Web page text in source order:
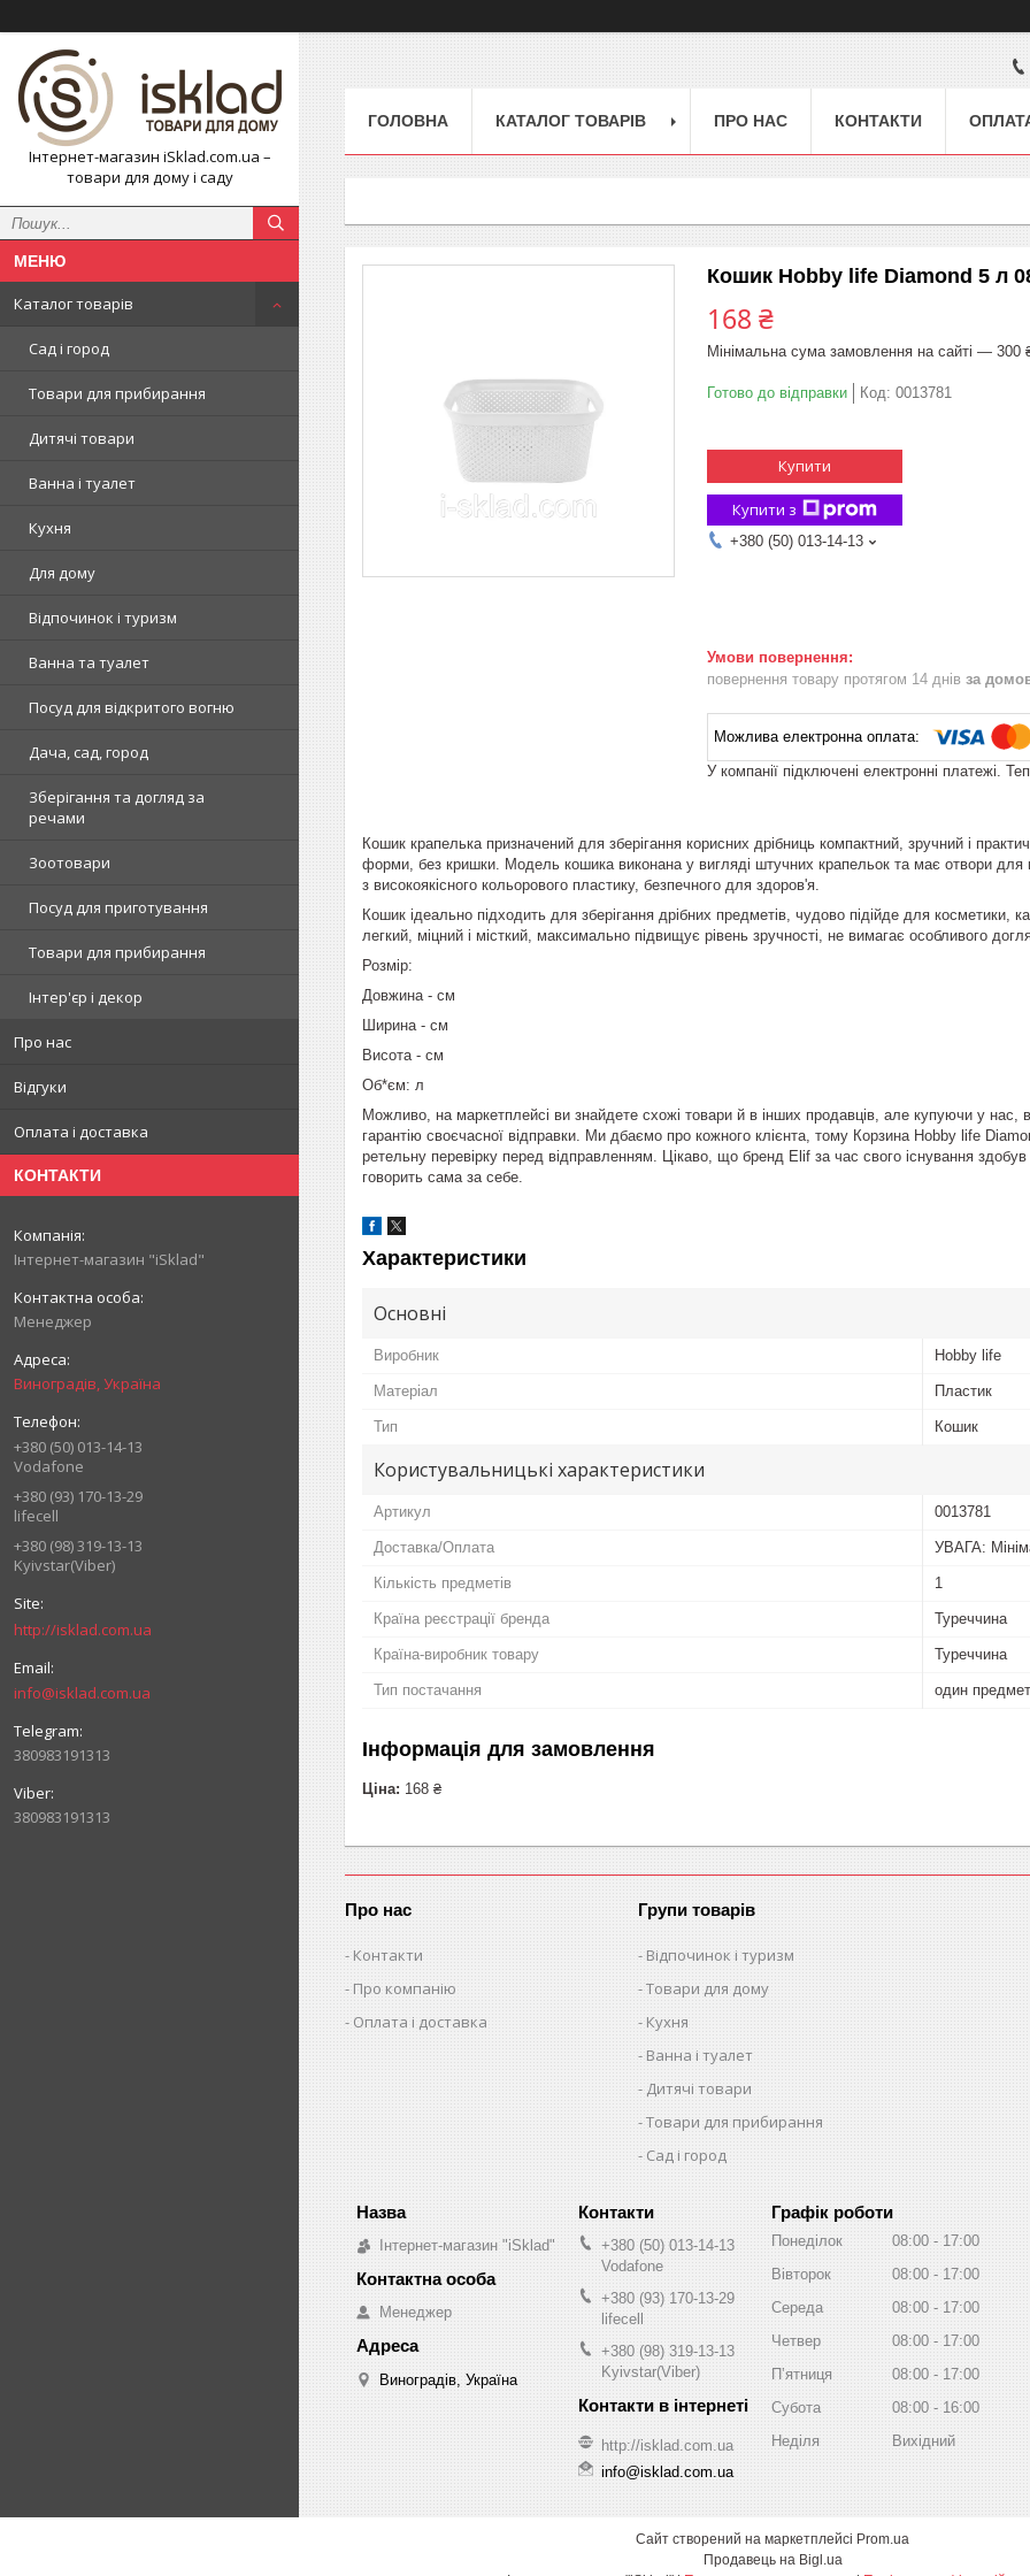
Інтернет-магазин iSklad.com.ua –
товари для дому і саду
Каталог товарів
Сад і город
Товари для прибирання
Дитячі товари
Ванна і туалет
Кухня
Для дому
Відпочинок і туризм
Ванна та туалет
Посуд для відкритого вогню
Дача, сад, город
Зберігання та догляд за
речами
Зоотовари
Посуд для приготування
Товари для прибирання
Інтер'єр і декор
Про нас
Відгуки
Оплата і доставка
КОНТАКТИ
Інтернет-магазин "iSklad"
Менеджер
Виноградів, Україна
+380 (50) 013-14-13
Vodafone
+380 (93) 170-13-29
lifecell
+380 (98) 319-13-13
Kyivstar(Viber)
http://isklad.com.ua
info@isklad.com.ua
380983191313
380983191313
ГОЛОВНА КАТАЛОГ ТОВАРІВ ПРО НАС КОНТАКТИ
Кошик Hobby life Diamond 5 л
168 ₴
Мінімальна сума замовлення на сайті — 300
Готово до відправки Код: 0013781
Купити
Купити з
+380 (50) 013-14-13
повернення товару протягом 14 днів за
У компанії підключені електронні платежі.
Кошик крапелька призначений для зберігання корисних дрібниць компактний, зручний і
форми, без кришки. Модель кошика виконана у вигляді штучних крапельок та має отвори для
з високоякісного кольорового пластику, безпечного для здоров'я.
Кошик ідеально підходить для зберігання дрібних предметів, чудово підійде для
легкий, міцний і місткий, максимально підвищує рівень зручності, не вимагає особливого
Розмір:
Довжина - см
Ширина - см
Висота - см
Об*єм: л
Можливо, на маркетплейсі ви знайдете схожі товари й в інших продавців, але купуючи у
гарантію своєчасної відправки. Ми дбаємо про кожного клієнта, тому Корзина Hobby life
ретельну перевірку перед відправленням. Цікаво, що бренд Elif за час свого існування здобув
говорить сама за себе.
Характеристики
Основні
Виробник Hobby life
Матеріал Пластик
Тип Кошик
Користувальницькі характеристики
Артикул 0013781
Доставка/Оплата УВАГА:
Кількість предметів 1
Країна реєстрації бренда Туреччина
Країна-виробник товару Туреччина
Тип постачання один предмет
Інформація для замовлення
Ціна: 168 ₴
Про нас
Контакти
Про компанію
Оплата і доставка
Групи товарів
Відпочинок і туризм
Товари для дому
Кухня
Ванна і туалет
Дитячі товари
Товари для прибирання
Сад і город
Інтернет-магазин "iSklad"
Менеджер
Виноградів, Україна
+380 (50) 013-14-13
Vodafone
+380 (93) 170-13-29
lifecell
+380 (98) 319-13-13
Kyivstar(Viber)
http://isklad.com.ua
info@isklad.com.ua
Графік роботи
Понеділок 08:00
17:00
Вівторок
08:00
17:00
Середа
08:00
17:00
Четвер
08:00
17:00
Пʼятниця
08:00
17:00
Субота
08:00
16:00
Неділя
Вихідний
Сайт створений на маркетплейсі Prom.ua
Продавець на Bigl.ua